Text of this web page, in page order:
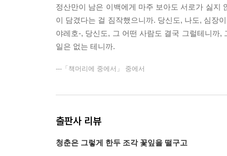
그는 참으로 다채롭게 또 한편으로는 담담하게
남다른 사춘기 시절, 소설을 쓰게 된 과정(?)과 소
다녔을 때의 소회, 소중한 딸 열무에게 세상을 보
구불구불한 청춘의 강을 속속들이 말이다. 물론
조금 조급증이 날 수도 있겠다. 그가 읊어주는
정산만이 남은 이백에게 마주 보아도 서로가 싫지
이 담겼다는 걸 짐작했으니까. 당신도, 나도, 심장
야레호-, 당신도, 그 어떤 사람도 결국 그럴테니까
일은 없는 테니까.
---「책머리에 중에서」 중에서
출판사 리뷰
청춘은 그렇게 한두 조각 꽃잎을 떨구고